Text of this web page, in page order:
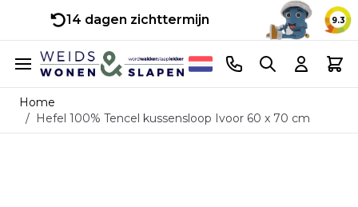
14 dagen zichttermijn 9.3
Ga naar de inhoud
Telefoonnummer
Search Cart
Home
/ Hefel 100% Tencel kussensloop Ivoor 60 x 70 cm